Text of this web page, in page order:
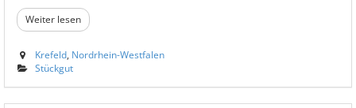
Weiter lesen
Krefeld Nordrhein-Westfalen
Stückgut